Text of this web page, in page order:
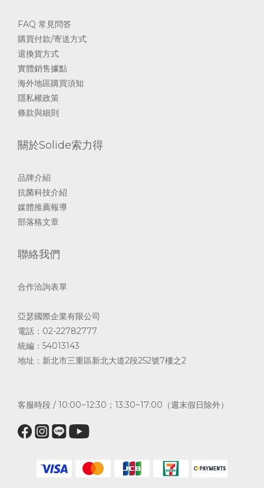
FAQ 常見問答
購買付款/寄送方式
退換貨方式
實體銷售據點
海外地區購買須知
隱私權政策
條款與細則
關於Solide索力得
品牌介紹
抗菌科技介紹
媒體推薦報導
部落格文章
聯絡我們
合作洽詢表單
亞瑟國際企業有限公司
電話：02-22782777
統編：54013143
地址：新北市三重區新北大道2段252號7樓之2
客服時段 / 10:00~12:30；13:30~17:00（週末假日除外）